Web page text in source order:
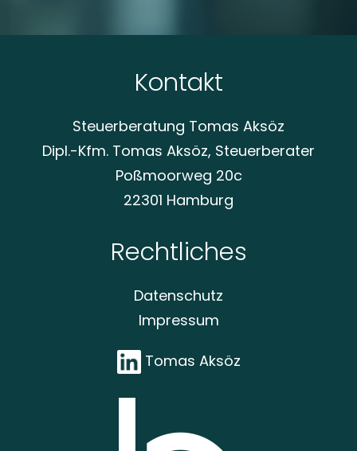
Kontakt
Steuerberatung Tomas Aksöz
Dipl.-Kfm. Tomas Aksöz, Steuerberater
Poßmoorweg 20c
22301 Hamburg
Rechtliches
Datenschutz
Impressum
Tomas Aksöz